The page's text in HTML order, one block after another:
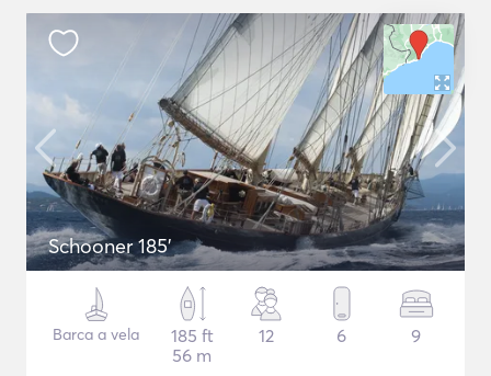
Schooner 185'
Barca a vela
185 ft
56 m
12 6 9